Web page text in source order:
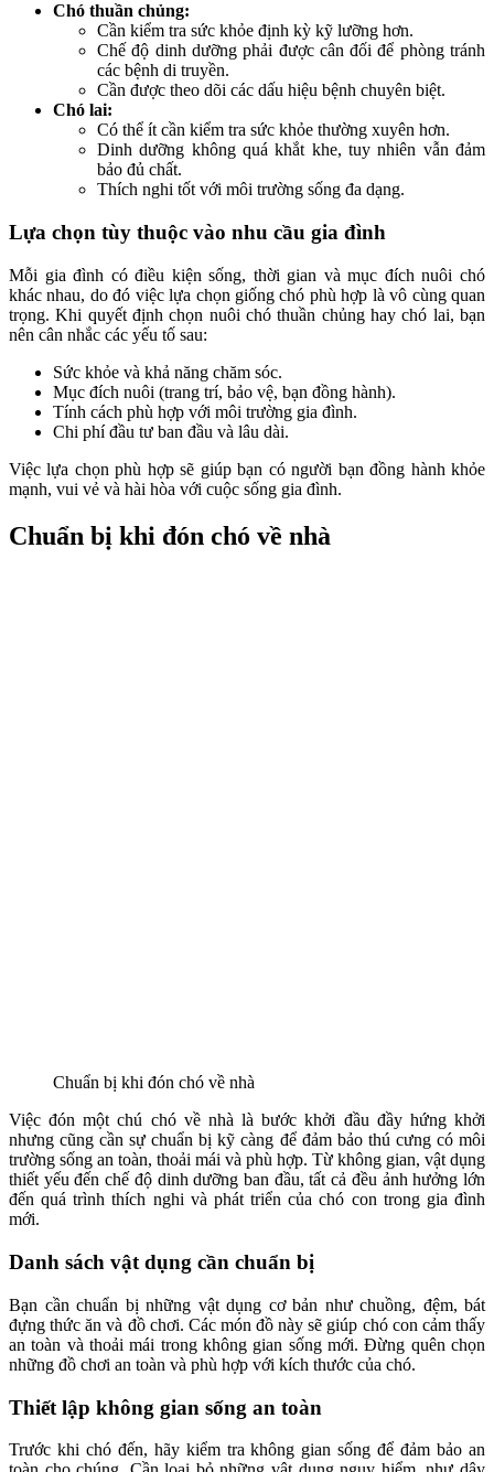
Chó thuần chủng:
Cần kiểm tra sức khỏe định kỳ kỹ lưỡng hơn.
Chế độ dinh dưỡng phải được cân đối để phòng tránh
các bệnh di truyền.
Cần được theo dõi các dấu hiệu bệnh chuyên biệt.
Chó lai:
Có thể ít cần kiểm tra sức khỏe thường xuyên hơn.
Dinh dưỡng không quá khắt khe, tuy nhiên vẫn đảm
bảo đủ chất.
Thích nghi tốt với môi trường sống đa dạng.
Lựa chọn tùy thuộc vào nhu cầu gia đình
Mỗi gia đình có điều kiện sống, thời gian và mục đích nuôi chó
khác nhau, do đó việc lựa chọn giống chó phù hợp là vô cùng quan
trọng. Khi quyết định chọn nuôi chó thuần chủng hay chó lai, bạn
nên cân nhắc các yếu tố sau:
Sức khỏe và khả năng chăm sóc.
Mục đích nuôi (trang trí, bảo vệ, bạn đồng hành).
Tính cách phù hợp với môi trường gia đình.
Chi phí đầu tư ban đầu và lâu dài.
Việc lựa chọn phù hợp sẽ giúp bạn có người bạn đồng hành khỏe
mạnh, vui vẻ và hài hòa với cuộc sống gia đình.
Chuẩn bị khi đón chó về nhà
Chuẩn bị khi đón chó về nhà
Việc đón một chú chó về nhà là bước khởi đầu đầy hứng khởi
nhưng cũng cần sự chuẩn bị kỹ càng để đảm bảo thú cưng có môi
trường sống an toàn, thoải mái và phù hợp. Từ không gian, vật dụng
thiết yếu đến chế độ dinh dưỡng ban đầu, tất cả đều ảnh hưởng lớn
đến quá trình thích nghi và phát triển của chó con trong gia đình
mới.
Danh sách vật dụng cần chuẩn bị
Bạn cần chuẩn bị những vật dụng cơ bản như chuồng, đệm, bát
đựng thức ăn và đồ chơi. Các món đồ này sẽ giúp chó con cảm thấy
an toàn và thoải mái trong không gian sống mới. Đừng quên chọn
những đồ chơi an toàn và phù hợp với kích thước của chó.
Thiết lập không gian sống an toàn
Trước khi chó đến, hãy kiểm tra không gian sống để đảm bảo an